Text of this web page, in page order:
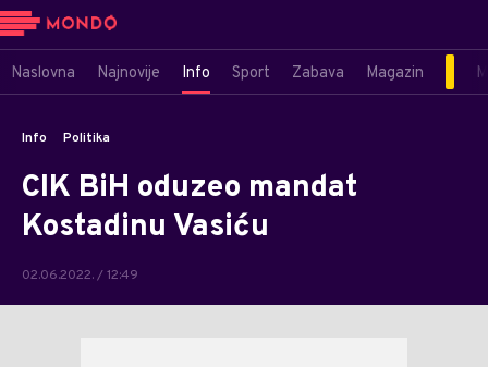
Naslovna Najnovije Info Sport Zabava Magazin
Info Politika
CIK BiH oduzeo mandat
Kostadinu Vasiću
02.06.2022. / 12:49